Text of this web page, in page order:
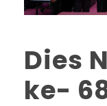
Dies
ke-